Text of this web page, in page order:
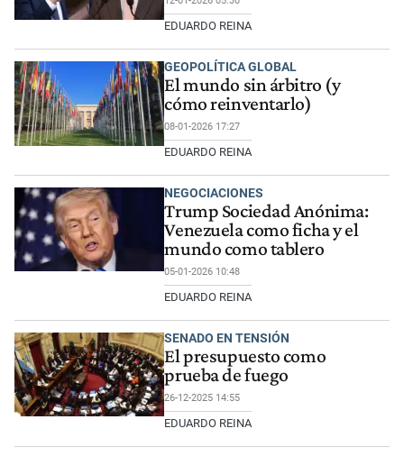
EDUARDO REINA
GEOPOLÍTICA GLOBAL
El mundo sin árbitro (y
cómo reinventarlo)
08-01-2026 17:27
EDUARDO REINA
NEGOCIACIONES
Trump Sociedad Anónima:
Venezuela como ficha y el
mundo como tablero
05-01-2026 10:48
EDUARDO REINA
SENADO EN TENSIÓN
El presupuesto como
prueba de fuego
26-12-2025 14:55
EDUARDO REINA